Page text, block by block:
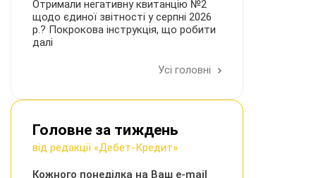
Отримали негативну квитанцію №2
щодо єдиної звітності у серпні 2026
р.? Покрокова інструкція, що робити
далі
Усі головні
Головне за тиждень
від редакції «Дебет-Кредит»
Кожного понеділка на Ваш e-mail